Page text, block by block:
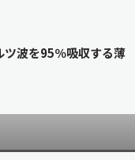
波を95％吸収する薄